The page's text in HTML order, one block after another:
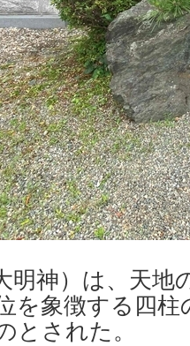
明神）は、天地
を象徴する四柱
とされた。